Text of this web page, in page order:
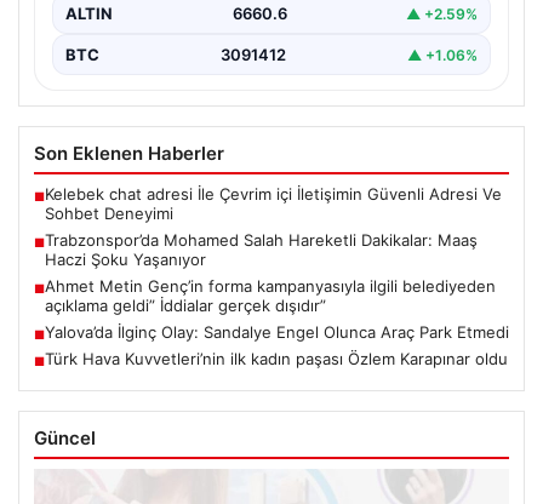
ALTIN 6660.6 ▲ +2.59%
BTC 3091412 ▲ +1.06%
Son Eklenen Haberler
■Kelebek chat adresi İle Çevrim içi İletişimin Güvenli Adresi Ve
Sohbet Deneyimi
■Trabzonspor’da Mohamed Salah Hareketli Dakikalar: Maaş
Haczi Şoku Yaşanıyor
■Ahmet Metin Genç’in forma kampanyasıyla ilgili belediyeden
açıklama geldi” İddialar gerçek dışıdır”
■Yalova’da İlginç Olay: Sandalye Engel Olunca Araç Park Etmedi
■Türk Hava Kuvvetleri’nin ilk kadın paşası Özlem Karapınar oldu
Güncel